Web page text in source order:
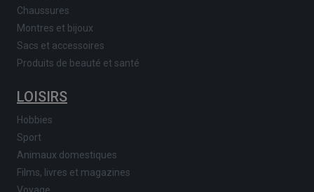
Chaussures
Montres et bijoux
Sacs et accessoires
Produits de beauté et santé
LOISIRS
Hobbies
Sport
Animaux domestiques
Films, livres et magazines